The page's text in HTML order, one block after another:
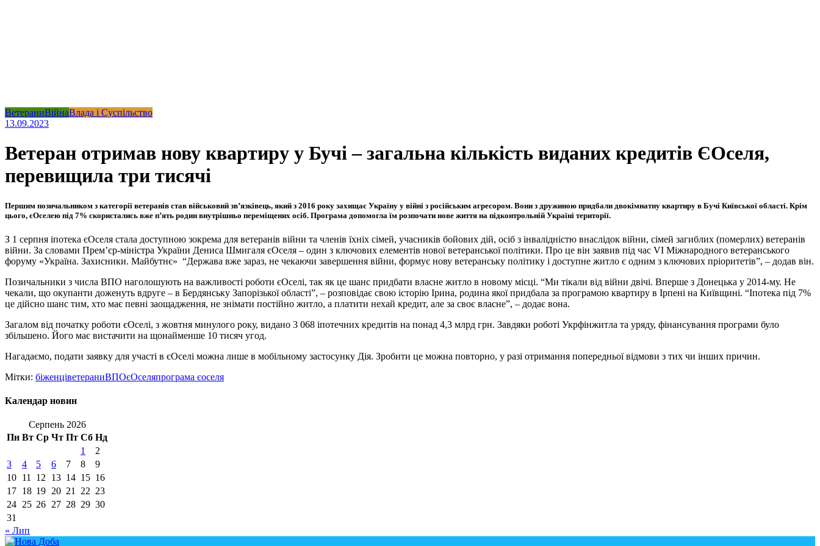
ВетераниВійнаВлада і Суспільство
13.09.2023
Ветеран отримав нову квартиру у Бучі – загальна кількість виданих кредитів ЄОселя,
перевищила три тисячі
Першим позичальником з категорії ветеранів став військовий звʼязківець, який з 2016 року захищає Україну у війні з російським агресором. Вони з дружиною придбали двокімнатну квартиру в Бучі Київської області. Крім
цього, єОселею під 7% скористались вже пʼять родин внутрішньо переміщених осіб. Програма допомогла їм розпочати нове життя на підконтрольній Україні території.
З 1 серпня іпотека єОселя стала доступною зокрема для ветеранів війни та членів їхніх сімей, учасників бойових дій, осіб з інвалідністю внаслідок війни, сімей загиблих (померлих) ветеранів
війни. За словами Прем’єр-міністра України Дениса Шмигаля єОселя – один з ключових елементів нової ветеранської політики. Про це він заявив під час VI Міжнародного ветеранського
форуму «Україна. Захисники. Майбутнє» “Держава вже зараз, не чекаючи завершення війни, формує нову ветеранську політику і доступне житло є одним з ключових пріоритетів”, – додав він.
Позичальники з числа ВПО наголошують на важливості роботи єОселі, так як це шанс придбати власне житло в новому місці. “Ми тікали від війни двічі. Вперше з Донецька у 2014-му. Не
чекали, що окупанти доженуть вдруге – в Бердянську Запорізької області”, – розповідає свою історію Ірина, родина якої придбала за програмою квартиру в Ірпені на Київщині. “Іпотека під 7%
це дійсно шанс тим, хто має певні заощадження, не знімати постійно житло, а платити нехай кредит, але за своє власне”, – додає вона.
Загалом від початку роботи єОселі, з жовтня минулого року, видано 3 068 іпотечних кредитів на понад 4,3 млрд грн. Завдяки роботі Укрфінжитла та уряду, фінансування програми було
збільшено. Його має вистачити на щонайменше 10 тисяч угод.
Нагадаємо, подати заявку для участі в єОселі можна лише в мобільному застосунку Дія. Зробити це можна повторно, у разі отримання попередньої відмови з тих чи інших причин.
Мітки: біженціветераниВПОєОселяпрограма єоселя
Календар новин
Серпень 2026
Пн Вт Ср Чт Пт Сб Нд
1
2
3
4 5 6 7 8
9
10 11 12 13 14 15 16
17 18 19 20 21 22 23
24 25 26 27 28 29 30
31
« Лип